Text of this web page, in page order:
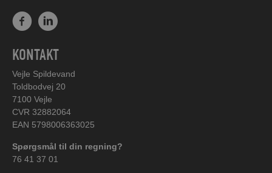
KONTAKT
Vejle Spildevand
Toldbodvej 20
7100 Vejle
CVR 32882064
EAN 5798006363025
Spørgsmål til din regning?
76 41 37 01